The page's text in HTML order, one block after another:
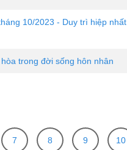
10/2023 - Duy trì hiệp nhất
trong đời sống hôn nhân
7 8 9 10